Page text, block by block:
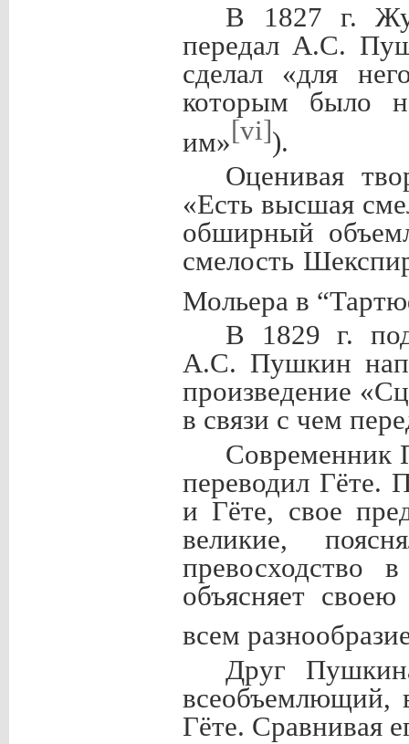
В 1827 г.
передал А.С.
сделал «для
которым было
им»[vi]).
Оценивая
«Есть высшая
обширный
смелость
Мольера в
В 1829 г. под
А.С. Пушкин
произведение
в связи с чем
Современник
переводил Гёте.
и Гёте, свое
великие,
превосходство
объясняет
всем
Друг
всеобъемлющий,
Гёте. Сравнивая